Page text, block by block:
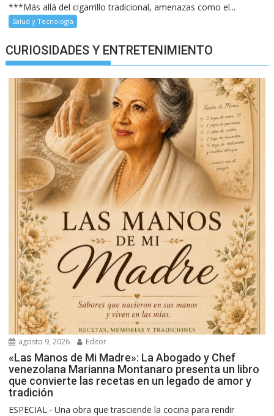
***Más allá del cigarrillo tradicional, amenazas como el...
Salud y Tecnología
CURIOSIDADES Y ENTRETENIMIENTO
agosto 9, 2026 Editor
«Las Manos de Mi Madre»: La Abogado y Chef
venezolana Marianna Montanaro presenta un libro
que convierte las recetas en un legado de amor y
tradición
ESPECIAL.- Una obra que trasciende la cocina para rendir